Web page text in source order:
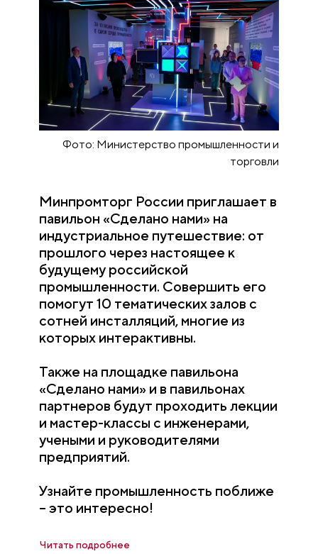
Минпромторг России приглашает в
павильон «Сделано нами» на
индустриальное путешествие: от
прошлого через настоящее к
будущему российской
промышленности. Совершить его
помогут 10 тематических залов с
сотней инсталляций, многие из
которых интерактивны.
Также на площадке павильона
«Сделано нами» и в павильонах
партнеров будут проходить лекции
и мастер-классы с инженерами,
учеными и руководителями
предприятий.
Узнайте промышленность поближе
– это интересно!
Читать подробнее
Фото: Министерство промышленности и
торговли